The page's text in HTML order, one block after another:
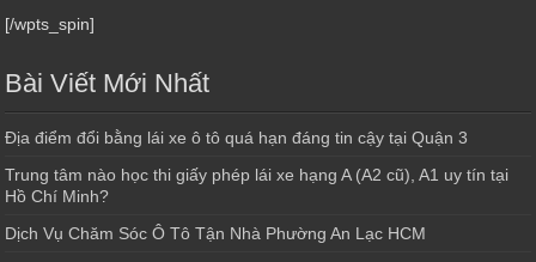
[/wpts_spin]
Bài Viết Mới Nhất
Địa điểm đổi bằng lái xe ô tô quá hạn đáng tin cậy tại Quận 3
Trung tâm nào học thi giấy phép lái xe hạng A (A2 cũ), A1 uy tín tại
Hồ Chí Minh?
Dịch Vụ Chăm Sóc Ô Tô Tận Nhà Phường An Lạc HCM